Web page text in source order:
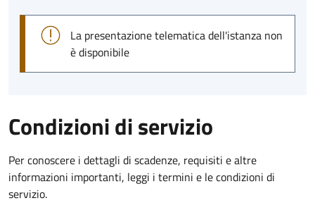
La presentazione telematica dell'istanza non
è disponibile
Condizioni di servizio
Per conoscere i dettagli di scadenze, requisiti e altre
informazioni importanti, leggi i termini e le condizioni di
servizio.